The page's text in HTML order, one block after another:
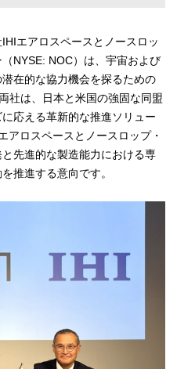
エアロスペースとノースロッ
NYSE: NOC）は、宇宙および
在的な協力機会を探るための
社は、日本と米国の強固な同盟
応える革新的な推進ソリュー
アロスペースとノースロップ・
先進的な製造能力における専
推進する意向です。